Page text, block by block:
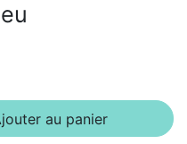
au panier